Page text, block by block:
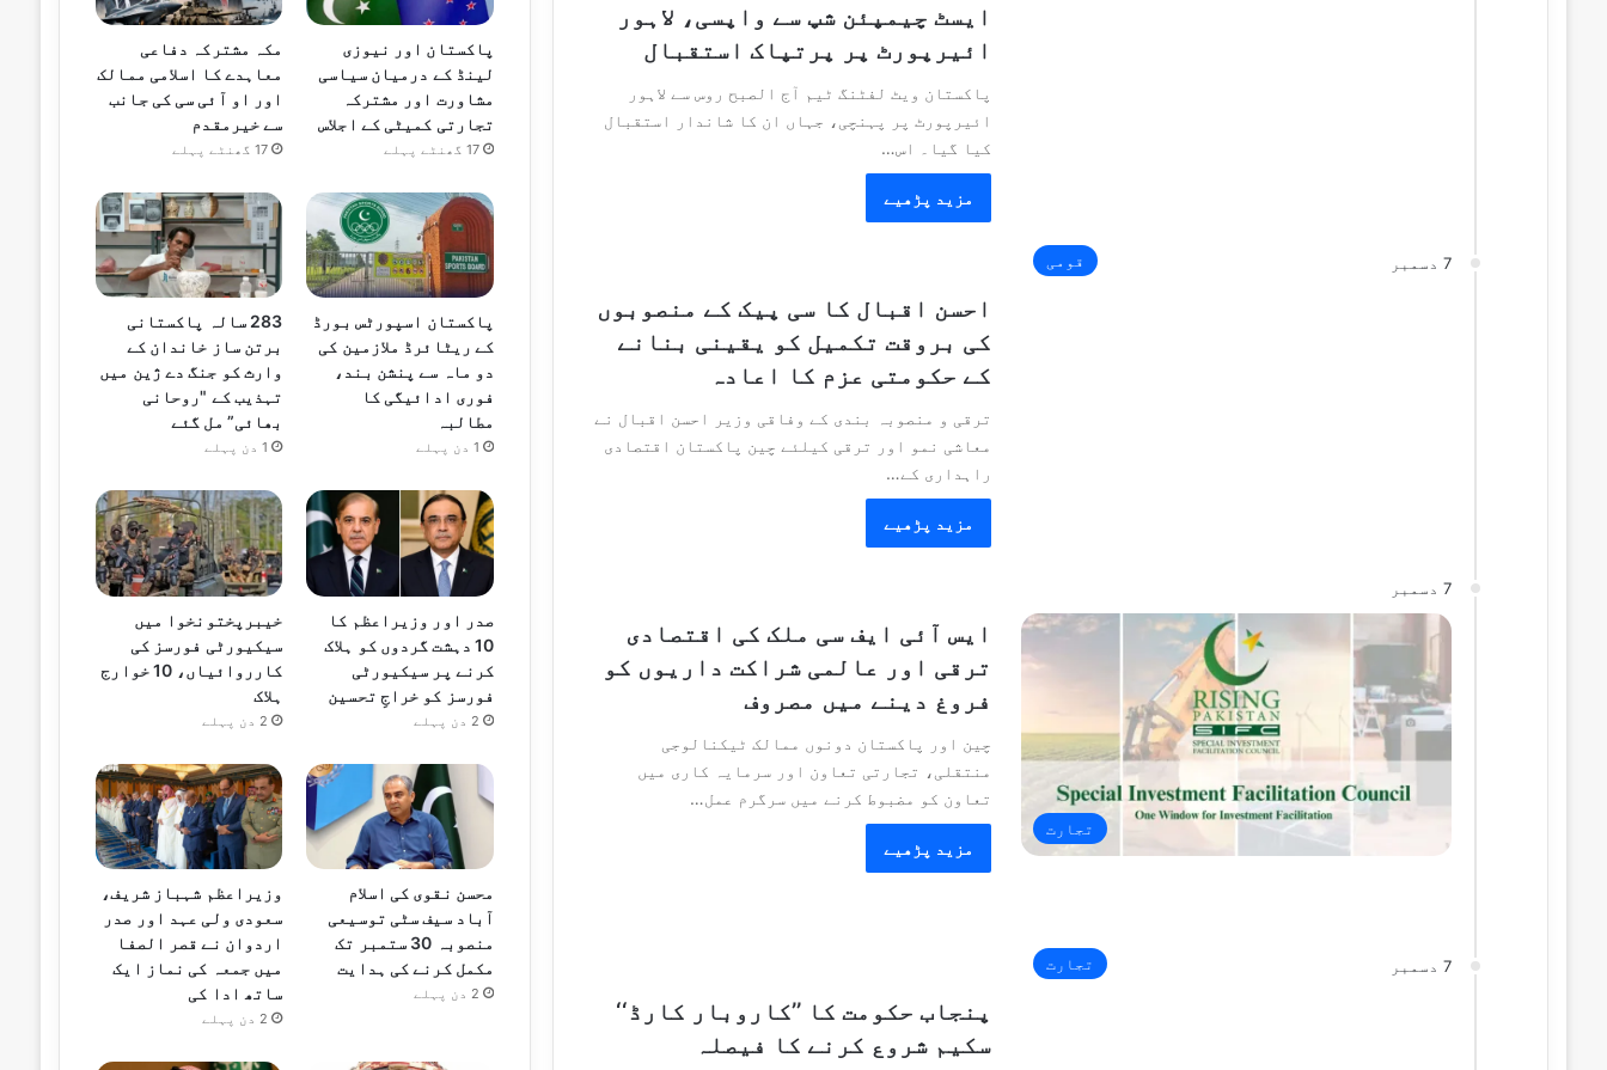
ایسٹ چیمپئن شپ سے واپسی، لاہور
ائیرپورٹ پر پرتپاک استقبال
پاکستان ویٹ لفٹنگ ٹیم آج الصبح روس سے لاہور
ائیرپورٹ پر پہنچی، جہاں ان کا شاندار استقبال
کیا گیا۔ اس…
مزید پڑھیے
7 دسمبر قومی
احسن اقبال کا سی پیک کے منصوبوں
کی بروقت تکمیل کو یقینی بنانے
کے حکومتی عزم کا اعادہ
ترقی و منصوبہ بندی کے وفاقی وزیر احسن اقبال نے
معاشی نمو اور ترقی کیلئے چین پاکستان اقتصادی
راہداری کے…
مزید پڑھیے
7 دسمبر
تجارت
ایس آئی ایف سی ملک کی اقتصادی
ترقی اور عالمی شراکت داریوں کو
فروغ دینے میں مصروف
چین اور پاکستان دونوں ممالک ٹیکنالوجی
منتقلی، تجارتی تعاون اور سرمایہ کاری میں
تعاون کو مضبوط کرنے میں سرگرم عمل…
مزید پڑھیے
7 دسمبر تجارت
پنجاب حکومت کا ’’کاروبار کارڈ‘‘
سکیم شروع کرنے کا فیصلہ
پاکستان اور نیوزی
لینڈ کے درمیان سیاسی
مشاورت اور مشترکہ
تجارتی کمیٹی کے اجلاس
17 گھنٹے پہلے
مکہ مشترکہ دفاعی
معاہدے کا اسلامی ممالک
اور او آئی سی کی جانب
سے خیرمقدم
17 گھنٹے پہلے
پاکستان اسپورٹس بورڈ
کے ریٹائرڈ ملازمین کی
دو ماہ سے پنشن بند،
فوری ادائیگی کا
مطالبہ
1 دن پہلے
283 سالہ پاکستانی
برتن ساز خاندان کے
وارث کو جنگ دے ژین میں
تہذیب کے "روحانی
بھائی” مل گئے
1 دن پہلے
صدر اور وزیراعظم کا
10 دہشت گردوں کو ہلاک
کرنے پر سیکیورٹی
فورسز کو خراجِ تحسین
2 دن پہلے
خیبرپختونخوا میں
سیکیورٹی فورسز کی
کارروائیاں، 10 خوارج
ہلاک
2 دن پہلے
محسن نقوی کی اسلام
آباد سیف سٹی توسیعی
منصوبہ 30 ستمبر تک
مکمل کرنے کی ہدایت
2 دن پہلے
وزیراعظم شہباز شریف،
سعودی ولی عہد اور صدر
اردوان نے قصر الصفا
میں جمعہ کی نماز ایک
ساتھ ادا کی
2 دن پہلے